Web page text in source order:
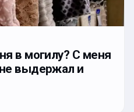
в могилу? С меня
выдержал и